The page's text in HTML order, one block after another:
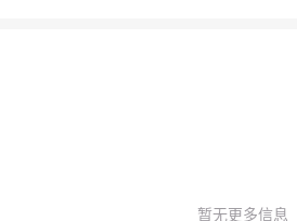
暂无更多信息